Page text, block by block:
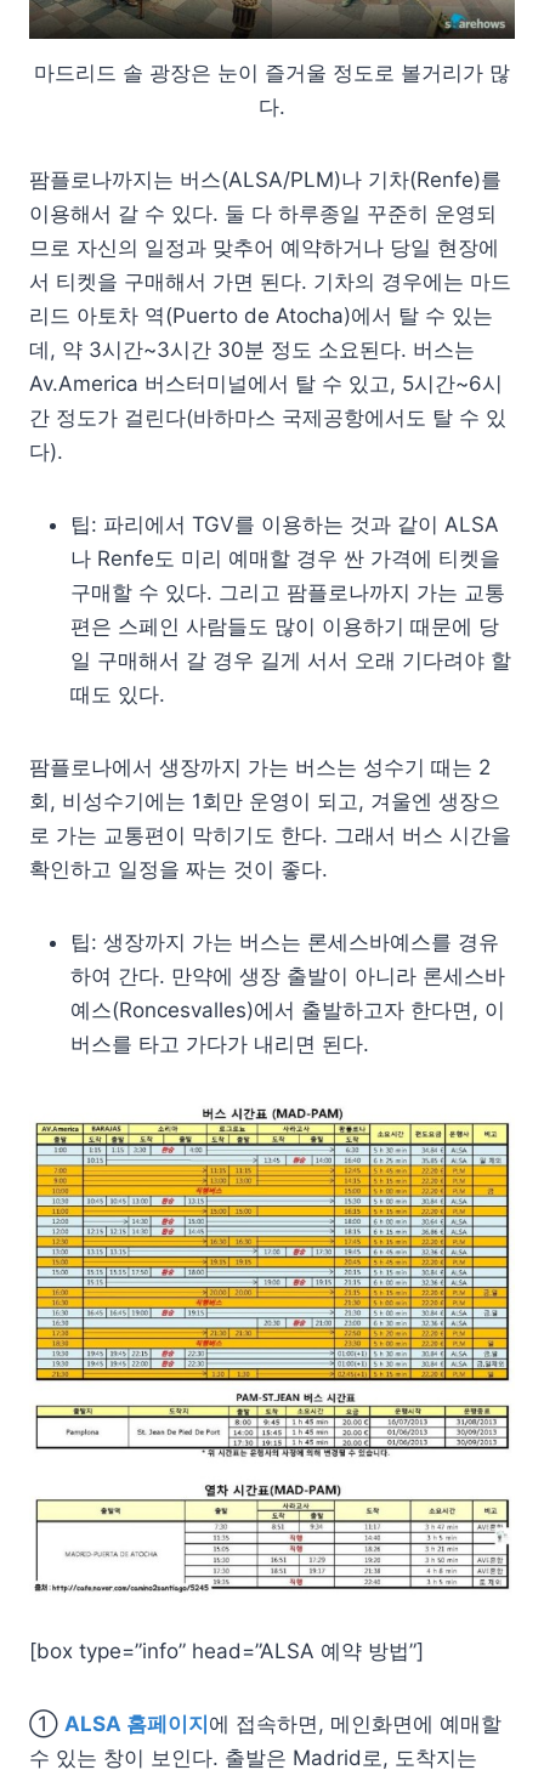
마드리드 솔 광장은 눈이 즐거울 정도로 볼거리가 많
다.
팜플로나까지는 버스(ALSA/PLM)나 기차(Renfe)를
이용해서 갈 수 있다. 둘 다 하루종일 꾸준히 운영되
므로 자신의 일정과 맞추어 예약하거나 당일 현장에
서 티켓을 구매해서 가면 된다. 기차의 경우에는 마드
리드 아토차 역(Puerto de Atocha)에서 탈 수 있는
데, 약 3시간~3시간 30분 정도 소요된다. 버스는
Av.America 버스터미널에서 탈 수 있고, 5시간~6시
간 정도가 걸린다(바하마스 국제공항에서도 탈 수 있
다).
팁: 파리에서 TGV를 이용하는 것과 같이 ALSA
나 Renfe도 미리 예매할 경우 싼 가격에 티켓을
구매할 수 있다. 그리고 팜플로나까지 가는 교통
편은 스페인 사람들도 많이 이용하기 때문에 당
일 구매해서 갈 경우 길게 서서 오래 기다려야 할
때도 있다.
팜플로나에서 생장까지 가는 버스는 성수기 때는 2
회, 비성수기에는 1회만 운영이 되고, 겨울엔 생장으
로 가는 교통편이 막히기도 한다. 그래서 버스 시간을
확인하고 일정을 짜는 것이 좋다.
팁: 생장까지 가는 버스는 론세스바예스를 경유
하여 간다. 만약에 생장 출발이 아니라 론세스바
예스(Roncesvalles)에서 출발하고자 한다면, 이
버스를 타고 가다가 내리면 된다.
[box type=”info” head=”ALSA 예약 방법”]
① ALSA 홈페이지에 접속하면, 메인화면에 예매할
수 있는 창이 보인다. 출발은 Madrid로, 도착지는